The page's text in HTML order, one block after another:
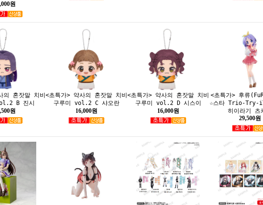
원
의 혼잣말 치비
B 진시
원
<초특가> 약사의 혼잣말 치비
구루미 vol.2 C 샤오란
16,000원
<초특가> 약사의 혼잣말 치비
구루미 vol.2 D 시스이
16,000원
<초특가> 후류
☆스타 Trio-Try-
히이라기 츠
29,500원